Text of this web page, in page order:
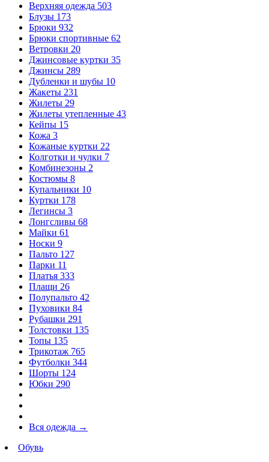
Верхняя одежда 503
Блузы 173
Брюки 932
Брюки спортивные 62
Ветровки 20
Джинсовые куртки 35
Джинсы 289
Дубленки и шубы 10
Жакеты 231
Жилеты 29
Жилеты утепленные 43
Кейпы 15
Кожа 3
Кожаные куртки 22
Колготки и чулки 7
Комбинезоны 2
Костюмы 8
Купальники 10
Куртки 178
Легинсы 3
Лонгсливы 68
Майки 61
Носки 9
Пальто 127
Парки 11
Платья 333
Плащи 26
Полупальто 42
Пуховики 84
Рубашки 291
Толстовки 135
Топы 135
Трикотаж 765
Футболки 344
Шорты 124
Юбки 290
Вся одежда →
Обувь